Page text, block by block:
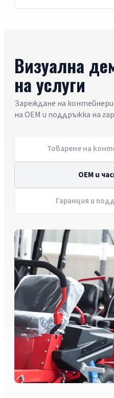
Визуална
на услуги
Зареждане на
на OEM и поддръжка на
Товарене на
OEM и
Гаранция и